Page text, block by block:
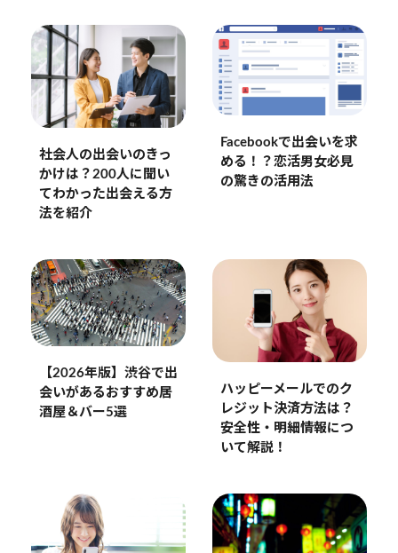
社会人の出会いのきっ
かけは？200人に聞い
てわかった出会える方
法を紹介
Facebookで出会いを求
める！？恋活男女必見
の驚きの活用法
【2026年版】渋谷で出
会いがあるおすすめ居
酒屋＆バー5選
ハッピーメールでのク
レジット決済方法は？
安全性・明細情報につ
いて解説！